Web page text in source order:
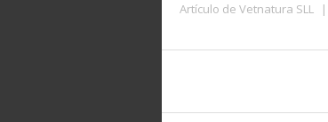
Artículo de Vetnatura SLL |